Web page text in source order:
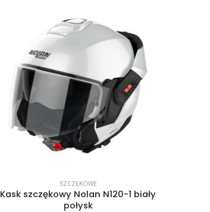
SZCZĘKOWE
Kask szczękowy Nolan N120-1 biały
połysk